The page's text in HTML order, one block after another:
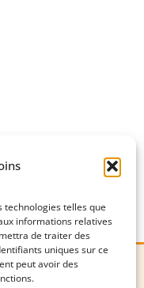
telles que
informations relatives
de traiter des
uniques sur ce
peut avoir des